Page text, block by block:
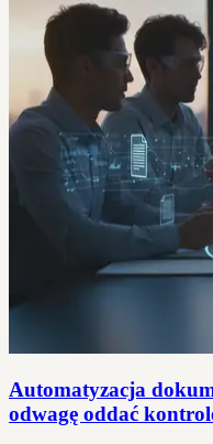
Automatyzacja
odwagę oddać